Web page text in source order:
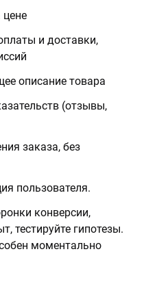
цене
и доставки,
описание товара
(отзывы,
заказа, без
пользователя.
конверсии,
тестируйте гипотезы.
моментально